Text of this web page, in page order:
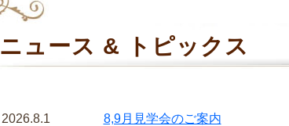
ニュース & トピックス
2026.8.1 8,9月見学会のご案内